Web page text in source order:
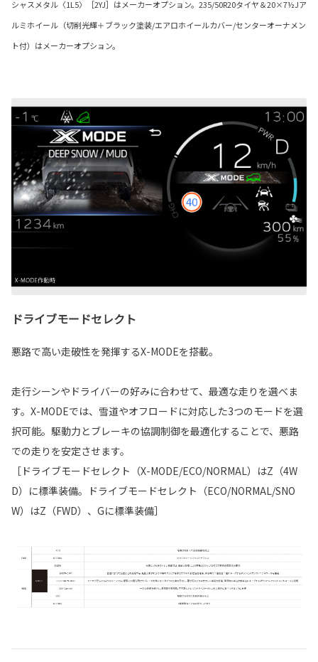
シャスメタル〈1L5〉［2YJ］はメーカーオプション。235/50R20タイヤ＆20×7½Jア
ルミホイール（切削光輝＋ブラック塗装/エアロホイールカバー/センターオーナメン
ト付）はメーカーオプション。
ドライブモードセレクト
悪路で高い走破性を発揮するX-MODEを搭載。
走行シーンやドライバーの好みに合わせて、最適な走りを選べま
す。X-MODEでは、雪道やオフロードに対応した3つのモードを選
択可能。駆動力とブレーキの協調制御を最適化することで、悪路
での走りを安定させます。
［ドライブモードセレクト（X-MODE/ECO/NORMAL）はZ（4W
D）に標準装備。ドライブモードセレクト（ECO/NORMAL/SNO
W）はZ（FWD）、Gに標準装備］